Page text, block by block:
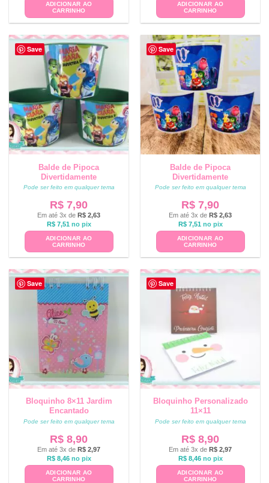
ADICIONAR AO
CARRINHO
ADICIONAR AO
CARRINHO
Save
Balde de Pipoca
Divertidamente
Pode ser feito em qualquer tema
R$ 7,90
Em até 3x de R$ 2,63
R$7,51 no pix
ADICIONAR AO
CARRINHO
Save
Balde de Pipoca
Divertidamente
Pode ser feito em qualquer tema
R$ 7,90
Em até 3x de R$ 2,63
R$7,51 no pix
ADICIONAR AO
CARRINHO
Save
Bloquinho 8×11 Jardim
Encantado
Pode ser feito em qualquer tema
R$ 8,90
Em até 3x de R$ 2,97
R$8,46 no pix
ADICIONAR AO
CARRINHO
Save
Bloquinho Personalizado
11×11
Pode ser feito em qualquer tema
R$ 8,90
Em até 3x de R$ 2,97
R$8,46 no pix
ADICIONAR AO
CARRINHO